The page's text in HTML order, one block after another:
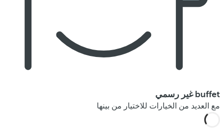
buffet غير رسمي
مع العديد من الخيارات للاختيار من بينها